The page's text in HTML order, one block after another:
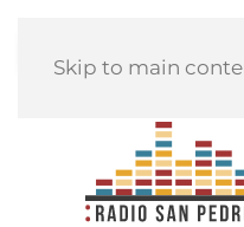
Skip to main